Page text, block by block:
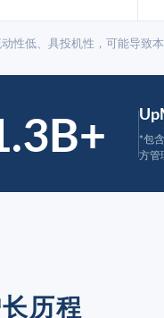
性低、具投机性，可能导致本
*包
方管
历程